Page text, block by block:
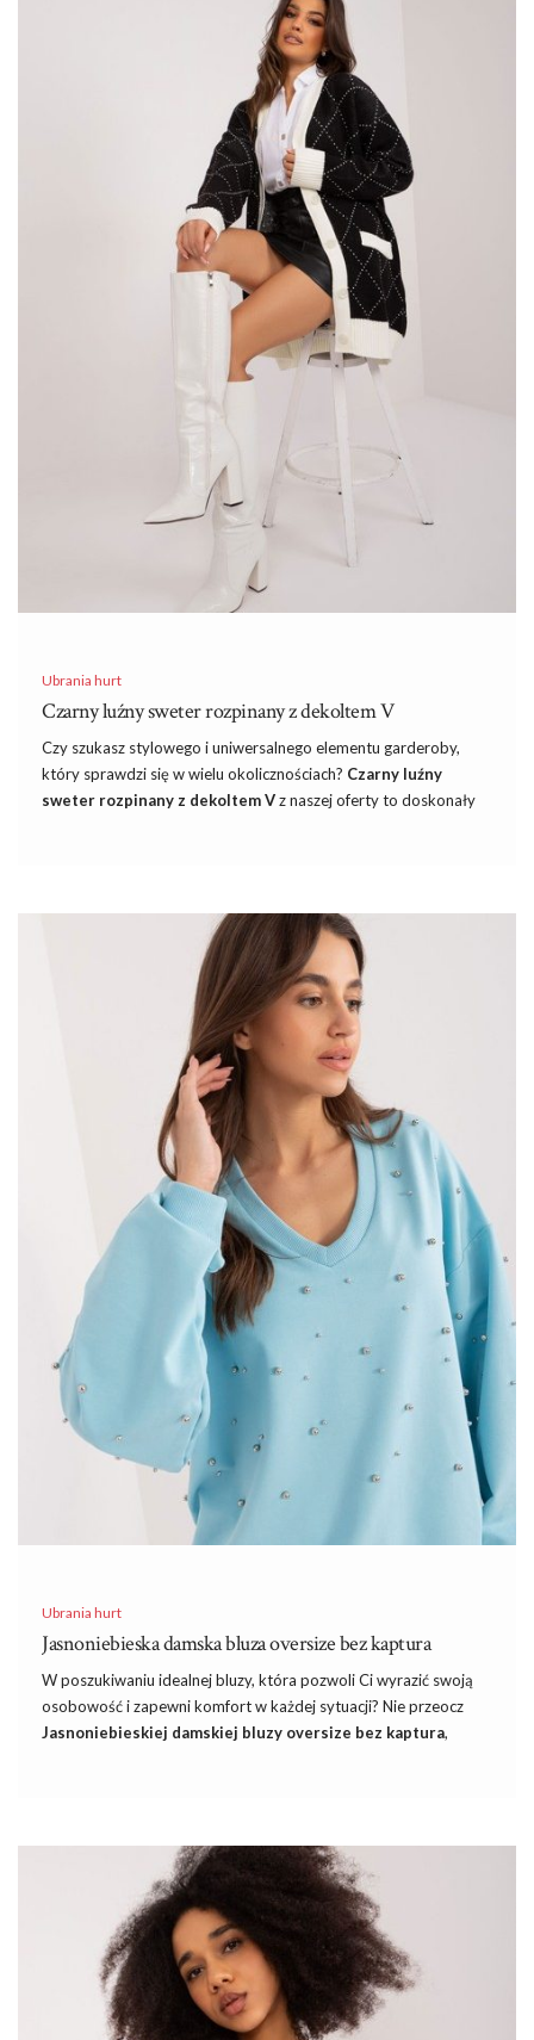
Jasnofioletowa bluzka Marion pasuje do wielu różnych okazji –
od formalnych spotkań po mniej formalne wyjścia z przyjaciółmi.
Wykonana z wysokiej jakości materiałów zapewnia komfort
noszenia przez cały dzień, jednocześnie zachowując swoją formę
sukienka modna kiecka , które
Ubrania hurt
Czarny luźny sweter rozpinany z dekoltem V
Czy szukasz stylowego i uniwersalnego elementu garderoby,
który sprawdzi się w wielu okolicznościach? Czarny luźny
sweter rozpinany z dekoltem Vz naszej oferty to doskonały
Właśnie teraz naszahurtownia swetrów odkrywa przed Wami
szeroki wybór modnych swetrów damskich, które doskonale
dopełnią asortyment Twojego sklepu! Dlaczego warto
zaopatrywać się u nas? Pozwól nam Cię przekonać.
z hurtowni cieszą się naprawdę dużym
zainteresowaniem wśród zaopatrujących modowe butiki .
Czarny luźny sweter rozpinany z dekoltem
Wykonany z wysokiej jakości materiałów, sweter zapewnia …
Ubrania hurt
Jasnoniebieska damska bluza oversize bez kaptura
W poszukiwaniu idealnej bluzy, która pozwoli Ci wyrazić swoją
osobowość i zapewni komfort w każdej sytuacji? Nie przeocz
Jasnoniebieskiej damskiej bluzy oversize bez kaptura,
ceni sobie zarówno wygodę, jak i trendowy look. Jasnoniebieski
kolor dodaje świeżości i jest łatwy do zestawienia z innymi
elementami garderoby, zarówno w przypadku codziennych, jak i
bardziej oficjalnych wyjść. Bez kaptura, ale z lekkim i
przewiewnym materiałem, bluza jest idealna na każdą pogodę.
Właśnie teraz nasza
hurtownie swetrów …